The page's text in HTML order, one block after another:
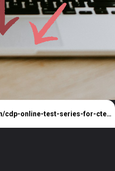
https://testdly.in/cdp-online-test-series-for-ctet-2021-join-now-free/